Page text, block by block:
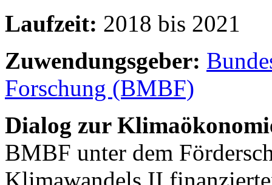
Laufzeit: 2018 bis 2021
Zuwendungsgeber:
Forschung (BMBF)
Dialog zur
BMBF unter dem
Klimawandels II